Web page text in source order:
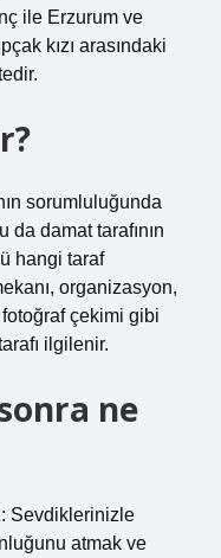
ile Erzurum ve
kızı arasındaki
sorumluluğunda
damat tarafının
hangi taraf
organizasyon,
çekimi gibi
ilgilenir.
ne
Sevdiklerinizle
atmak ve